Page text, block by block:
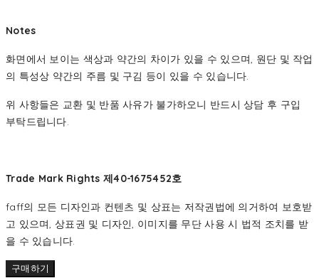
Notes
화면에서 보이는 색상과 약간의 차이가 있을 수 있으며, 원단 및 작업
의 특성상 약간의 주름 및 구김 등이 있을 수 있습니다.
위 사항들은 교환 및 반품 사유가 불가하오니 반드시 상담 후 구입
부탁드립니다.
Trade Mark Rights 제40-1675452호
faff의 모든 디자인과 컨텐츠 및 상표는 저작권법에 의거하여 보호받
고 있으며, 상표권 및 디자인, 이미지를 무단 사용 시 법적 조치를 받
을 수 있습니다.
구매하기